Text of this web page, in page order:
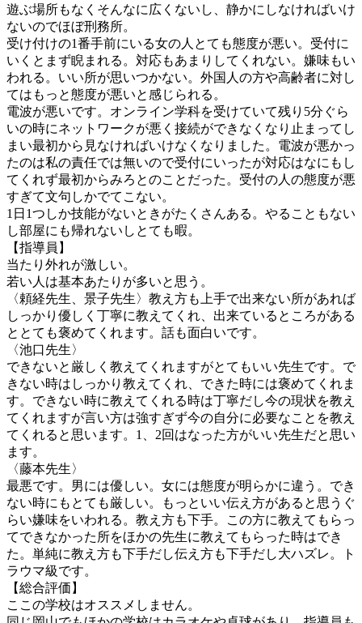
遊ぶ場所もなくそんなに広くないし、静かにしなければいけ
ないのでほぼ刑務所。
受け付けの1番手前にいる女の人とても態度が悪い。受付に
いくとまず睨まれる。対応もあまりしてくれない。嫌味もい
われる。いい所が思いつかない。外国人の方や高齢者に対し
てはもっと態度が悪いと感じられる。
電波が悪いです。オンライン学科を受けていて残り5分ぐら
いの時にネットワークが悪く接続ができなくなり止まってし
まい最初から見なければいけなくなりました。電波が悪かっ
たのは私の責任では無いので受付にいったが対応はなにもし
てくれず最初からみろとのことだった。受付の人の態度が悪
すぎて文句しかでてこない。
1日1つしか技能がないときがたくさんある。やることもない
し部屋にも帰れないしとても暇。
【指導員】
当たり外れが激しい。
若い人は基本あたりが多いと思う。
〈頼経先生、景子先生〉教え方も上手で出来ない所があれば
しっかり優しく丁寧に教えてくれ、出来ているところがある
ととても褒めてくれます。話も面白いです。
〈池口先生〉
できないと厳しく教えてくれますがとてもいい先生です。で
きない時はしっかり教えてくれ、できた時には褒めてくれま
す。できない時に教えてくれる時は丁寧だし今の現状を教え
てくれますが言い方は強すぎず今の自分に必要なことを教え
てくれると思います。1、2回はなった方がいい先生だと思い
ます。
〈藤本先生〉
最悪です。男には優しい。女には態度が明らかに違う。でき
ない時にもとても厳しい。もっといい伝え方があると思うぐ
らい嫌味をいわれる。教え方も下手。この方に教えてもらっ
てできなかった所をほかの先生に教えてもらった時はでき
た。単純に教え方も下手だし伝え方も下手だし大ハズレ。ト
ラウマ級です。
【総合評価】
ここの学校はオススメしません。